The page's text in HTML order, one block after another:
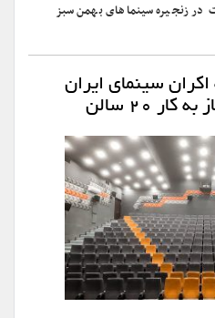
زنجیره سینماهای بهمن سبز
اکران سینمای ایران
۲۰ سالن